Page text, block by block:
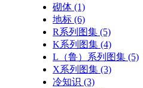
砌体 (1)
地标 (6)
R系列图集 (5)
K系列图集 (4)
L（鲁）系列图集 (5)
X系列图集 (3)
冷知识 (3)